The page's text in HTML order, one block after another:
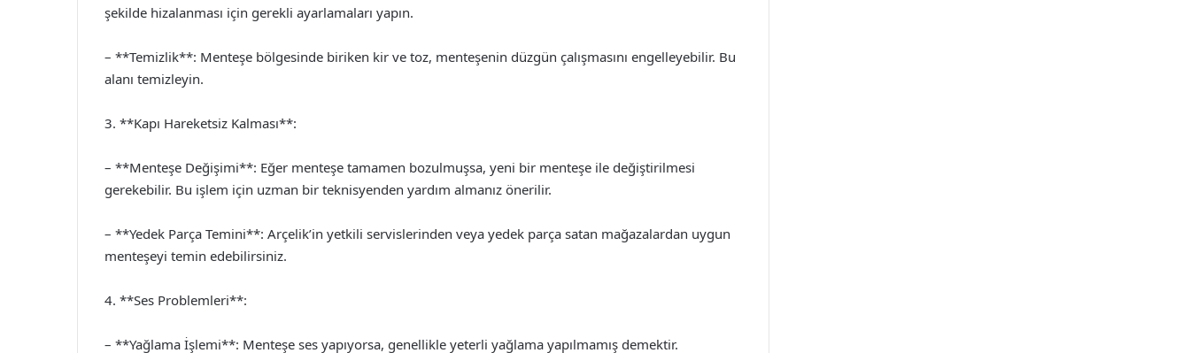
şekilde hizalanması için gerekli ayarlamaları yapın.
– **Temizlik**: Menteşe bölgesinde biriken kir ve toz, menteşenin düzgün çalışmasını engelleyebilir. Bu
alanı temizleyin.
3. **Kapı Hareketsiz Kalması**:
– **Menteşe Değişimi**: Eğer menteşe tamamen bozulmuşsa, yeni bir menteşe ile değiştirilmesi
gerekebilir. Bu işlem için uzman bir teknisyenden yardım almanız önerilir.
– **Yedek Parça Temini**: Arçelik’in yetkili servislerinden veya yedek parça satan mağazalardan uygun
menteşeyi temin edebilirsiniz.
4. **Ses Problemleri**:
– **Yağlama İşlemi**: Menteşe ses yapıyorsa, genellikle yeterli yağlama yapılmamış demektir.